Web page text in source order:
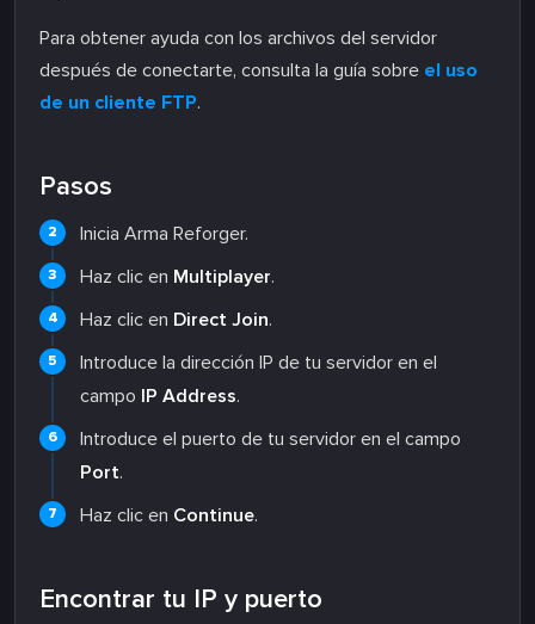
Para obtener ayuda con los archivos del servidor
después de conectarte, consulta la guía sobre el uso
de un cliente FTP.
Pasos
Inicia Arma Reforger.
Haz clic en Multiplayer.
Haz clic en Direct Join.
Introduce la dirección IP de tu servidor en el
campo IP Address.
Introduce el puerto de tu servidor en el campo
Port.
Haz clic en Continue.
Encontrar tu IP y puerto